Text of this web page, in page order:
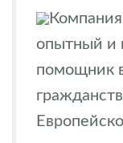
опытный и
помощник